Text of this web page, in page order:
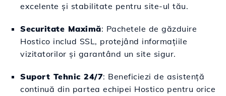
excelente și stabilitate pentru site-ul tău.
Securitate Maximă: Pachetele de găzduire
Hostico includ SSL, protejând informațiile
vizitatorilor și garantând un site sigur.
Suport Tehnic 24/7: Beneficiezi de asistență
continuă din partea echipei Hostico pentru orice